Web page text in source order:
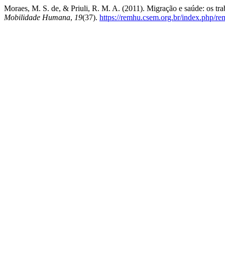
Moraes, M. S. de, & Priuli, R. M. A. (2011). Migração e saúde: os
Mobilidade Humana, 19(37). https://remhu.csem.org.br/index.php/